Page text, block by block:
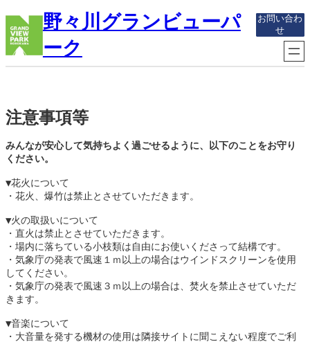
容
を
ス
キ
野々川グランビューパ
ーク
お問い合わ
せ
注意事項等
みんなが安心して気持ちよく過ごせるように、以下のことをお守り
ください。
▼花火について
・花火、爆竹は禁止とさせていただきます。
▼火の取扱いについて
・直火は禁止とさせていただきます。
・場内に落ちている小枝類は自由にお使いくださって結構です。
・気象庁の発表で風速１ｍ以上の場合はウインドスクリーンを使用
してください。
・気象庁の発表で風速３ｍ以上の場合は、焚火を禁止させていただ
きます。
▼音楽について
・大音量を発する機材の使用は隣接サイトに聞こえない程度でご利